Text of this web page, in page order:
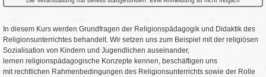
In diesem Kurs werden Grundfragen der Religionspädagogik und Didaktik des
Religionsunterrichtes behandelt. Wir setzen uns zum Beispiel mit der religiösen
Sozialisation von Kindern und Jugendlichen auseinander,
lernen religionspädagogische Konzepte kennen, beschäftigen uns
mit rechtlichen Rahmenbedingungen des Religionsunterrichts sowie der Rolle